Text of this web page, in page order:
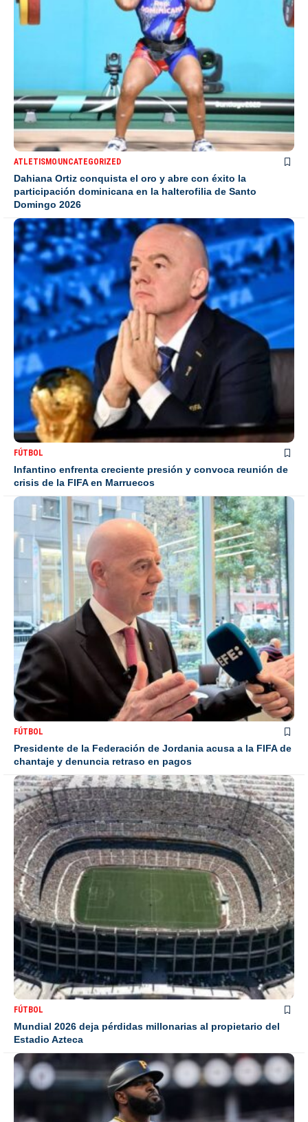
ATLETISMOUNCATEGORIZED
Dahiana Ortiz conquista el oro y abre con éxito la
participación dominicana en la halterofilia de Santo
Domingo 2026
FÚTBOL
Infantino enfrenta creciente presión y convoca reunión de
crisis de la FIFA en Marruecos
FÚTBOL
Presidente de la Federación de Jordania acusa a la FIFA de
chantaje y denuncia retraso en pagos
FÚTBOL
Mundial 2026 deja pérdidas millonarias al propietario del
Estadio Azteca